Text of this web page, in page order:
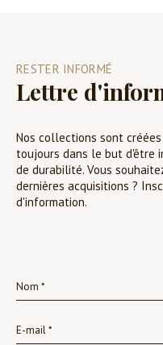
RESTER INFORMÉ
Lettre
Nos collections sont
toujours dans le but d'être
de durabilité. Vous
dernières acquisitions ?
d'information.